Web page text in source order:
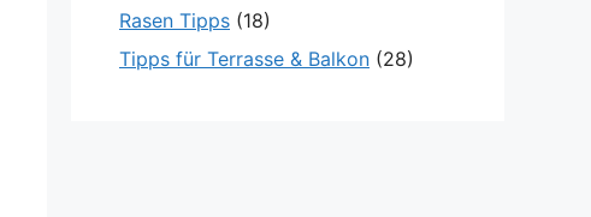
Rasen Tipps (18)
Tipps für Terrasse & Balkon (28)